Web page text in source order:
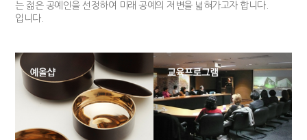
의 구심점을 구축하고자 합니다.
분을 매년 선정하여 작품개발 및 판매까지 전 과정을 함께하는 후원 사업
입니다.
는 젊은 공예인을 선정하여 미래 공예의 저변을 넓혀가고자 합니다.